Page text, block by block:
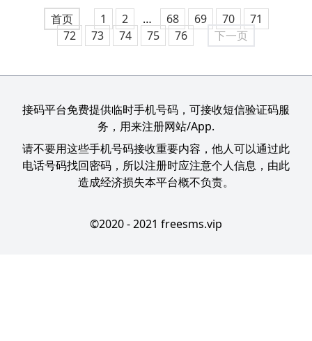
首页 1 2 … 68 69 70
71
72
73 74 75 76 下一页
接码平台免费提供临时手机号码，可接收短信验证码服
务，用来注册网站/App.
请不要用这些手机号码接收重要内容，他人可以通过此
电话号码找回密码，所以注册时应注意个人信息，由此
造成经济损失本平台概不负责。
©2020 - 2021 freesms.vip